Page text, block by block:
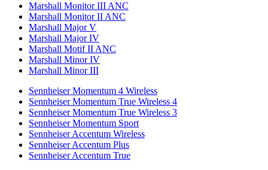
Marshall Monitor III ANC
Marshall Monitor II ANC
Marshall Major V
Marshall Major IV
Marshall Motif II ANC
Marshall Minor IV
Marshall Minor III
Sennheiser Momentum 4 Wireless
Sennheiser Momentum True Wireless 4
Sennheiser Momentum True Wireless 3
Sennheiser Momentum Sport
Sennheiser Accentum Wireless
Sennheiser Accentum Plus
Sennheiser Accentum True